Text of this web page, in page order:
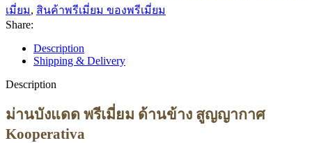
เมี่ยม, สินค้าพรีเมี่ยม ของพรีเมี่ยม
Share:
Description
Shipping & Delivery
Description
ม่านบังแดด พรีเมี่ยม ด้านข้าง สูญญากาศ
Kooperativa